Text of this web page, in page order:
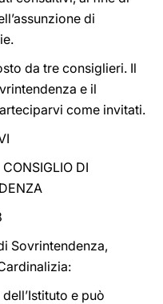
di
da tre consiglieri. Il
e il
come invitati.
DI
Sovrintendenza,
e può